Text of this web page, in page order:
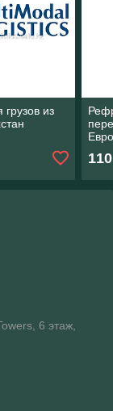
из
6 этаж,